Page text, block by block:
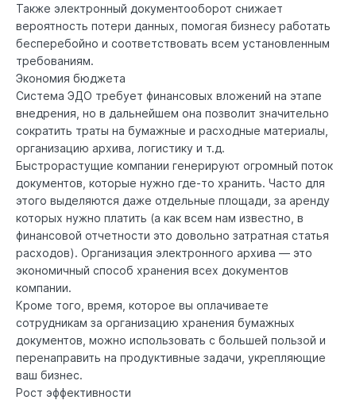
Также электронный документооборот снижает
вероятность потери данных, помогая бизнесу работать
бесперебойно и соответствовать всем установленным
требованиям.
Экономия бюджета
Система ЭДО требует финансовых вложений на этапе
внедрения, но в дальнейшем она позволит значительно
сократить траты на бумажные и расходные материалы,
организацию архива, логистику и т.д.
Быстрорастущие компании генерируют огромный поток
документов, которые нужно где-то хранить. Часто для
этого выделяются даже отдельные площади, за аренду
которых нужно платить (а как всем нам известно, в
финансовой отчетности это довольно затратная статья
расходов). Организация электронного архива — это
экономичный способ хранения всех документов
компании.
Кроме того, время, которое вы оплачиваете
сотрудникам за организацию хранения бумажных
документов, можно использовать с большей пользой и
перенаправить на продуктивные задачи, укрепляющие
ваш бизнес.
Рост эффективности